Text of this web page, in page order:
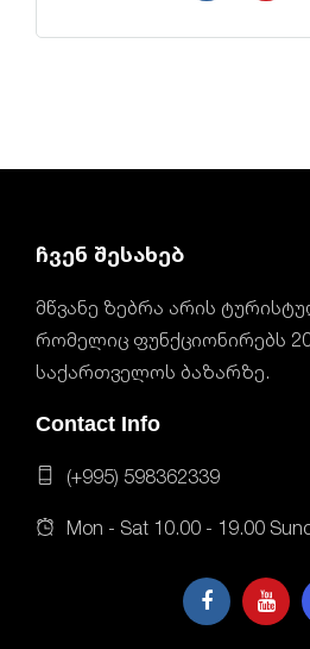
ჩვენ შესახებ
მწვანე ზებრა არის
რომელიც ფუნქციონირებს
საქართველოს ბაზარზე.
Contact Info
(+995) 598362339
Mon - Sat 10.00 - 19.00